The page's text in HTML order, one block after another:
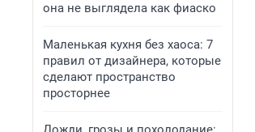
она не выглядела как фиаско
Маленькая кухня без хаоса: 7
правил от дизайнера, которые
сделают пространство
просторнее